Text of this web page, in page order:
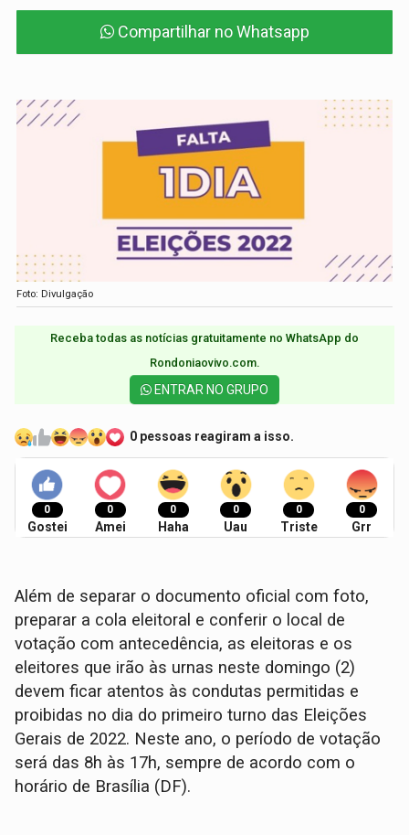
Compartilhar no Whatsapp
Foto: Divulgação
Receba todas as notícias gratuitamente no WhatsApp do
Rondoniaovivo.com.​
ENTRAR NO GRUPO
0 pessoas reagiram a isso.
0
Gostei
0
Amei
0
Haha
0
Uau
0
Triste
0
Grr
Além de separar o documento oficial com foto,
preparar a cola eleitoral e conferir o local de
votação com antecedência, as eleitoras e os
eleitores que irão às urnas neste domingo (2)
devem ficar atentos às condutas permitidas e
proibidas no dia do primeiro turno das Eleições
Gerais de 2022. Neste ano, o período de votação
será das 8h às 17h, sempre de acordo com o
horário de Brasília (DF).